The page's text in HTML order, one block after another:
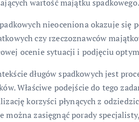
wartość majątku spadkowego.
nieoceniona okazuje się
czy rzeczoznawców
ocenie sytuacji i podjęciu
długów spadkowych jest
Właściwe podejście do tego
korzyści płynących z
zasięgnąć porady